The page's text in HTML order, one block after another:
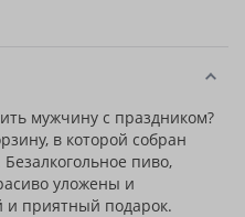
мужчину с праздником?
в которой собран
пиво,
уложены и
и приятный подарок.